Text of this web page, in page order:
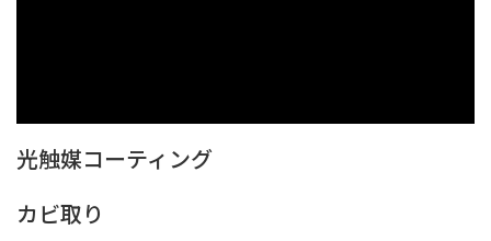
光触媒コーティング
カビ取り